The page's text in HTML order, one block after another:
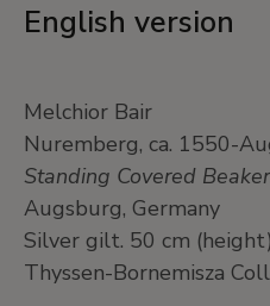
English version
Melchior Bair
Nuremberg, ca. 1550-
Standing Covered Beaker
Augsburg, Germany
Silver gilt. 50 cm (height)
Thyssen-Bornemisza